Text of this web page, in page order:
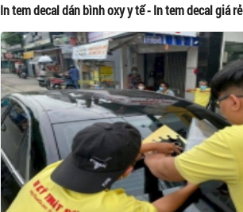
In tem decal dán bình oxy y tế - In tem decal giá rẻ